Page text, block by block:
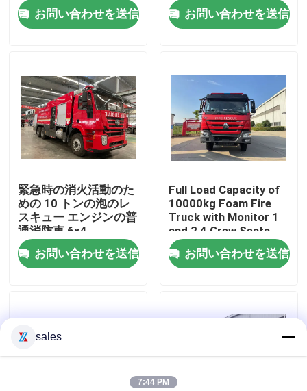
私達について
工場旅行
私達に連絡しなさい
引用を要求しなさい
泡消防車
ドライパウダー消防車
お問い合わせを送信 お問い合わせを送信
緊急時の消火活動のた
めの 10 トンの泡のレ
スキュー エンジンの普
通消防車 6x4
お問い合わせを送信
Full Load Capacity of
10000kg Foam Fire
Truck with Monitor 1
and 2 4 Crew Seats
お問い合わせを送信
sales
7:44 PM